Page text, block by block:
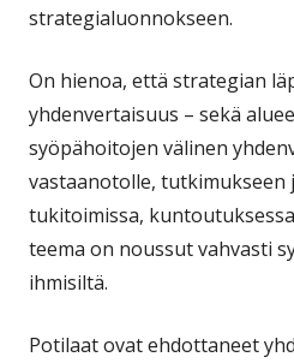
strategialuonnokseen.
On hienoa, että strategian
yhdenvertaisuus – sekä
syöpähoitojen välinen
vastaanotolle, tutkimukseen
tukitoimissa,
teema on noussut vahvasti
ihmisiltä.
Potilaat ovat ehdottaneet